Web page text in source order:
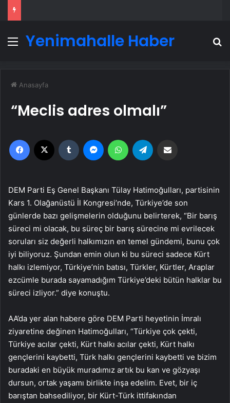
Menü
Yenimahalle Haber
Anasayfa
“Meclis adres olmalı”
Facebook Tumblr MessengerWhatsApp
DEM Parti Eş Genel Başkanı Tülay Hatimoğulları, partisinin
Kars 1. Olağanüstü İl Kongresi’nde, Türkiye’de son
günlerde bazı gelişmelerin olduğunu belirterek, “Bir barış
süreci mi olacak, bu süreç bir barış sürecine mi evrilecek
soruları siz değerli halkımızın en temel gündemi, bunu çok
iyi biliyoruz. Şundan emin olun ki bu süreci sadece Kürt
halkı izlemiyor, Türkiye’nin batısı, Türkler, Kürtler, Araplar
ezcümle burada sayamadığım Türkiye’deki bütün halklar bu
süreci izliyor.” diye konuştu.
AA’da yer alan habere göre DEM Parti heyetinin İmralı
ziyaretine değinen Hatimoğulları, “Türkiye çok çekti,
Türkiye acılar çekti, Kürt halkı acılar çekti, Kürt halkı
gençlerini kaybetti, Türk halkı gençlerini kaybetti ve bizim
buradaki en büyük muradımız artık bu kan ve gözyaşı
dursun, ortak yaşamı birlikte inşa edelim. Evet, bir iç
barıştan bahsediliyor, bir Kürt-Türk ittifakından